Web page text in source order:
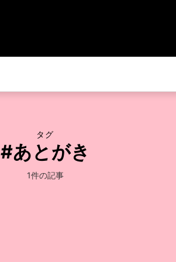
タグ
#あとがき
1件の記事